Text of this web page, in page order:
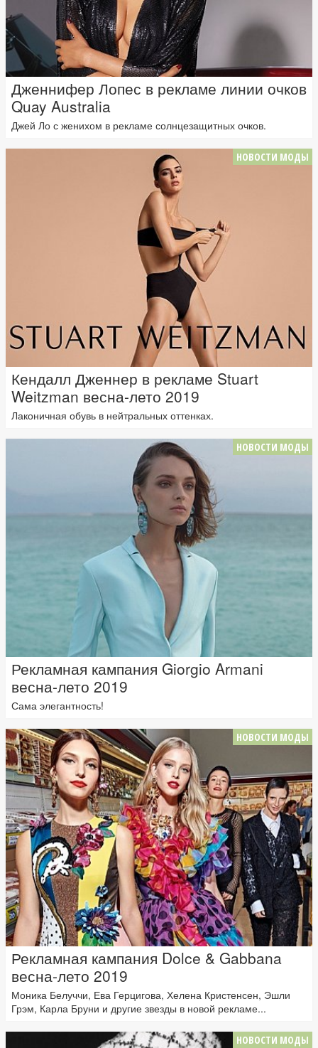
Дженнифер Лопес в рекламе линии очков
Quay Australia
Джей Ло с женихом в рекламе солнцезащитных очков.
НОВОСТИ МОДЫ
Кендалл Дженнер в рекламе Stuart
Weitzman весна-лето 2019
Лаконичная обувь в нейтральных оттенках.
НОВОСТИ МОДЫ
Рекламная кампания Giorgio Armani
весна-лето 2019
Сама элегантность!
НОВОСТИ МОДЫ
Рекламная кампания Dolce & Gabbana
весна-лето 2019
Моника Белуччи, Ева Герцигова, Хелена Кристенсен, Эшли
Грэм, Карла Бруни и другие звезды в новой рекламе...
НОВОСТИ МОДЫ